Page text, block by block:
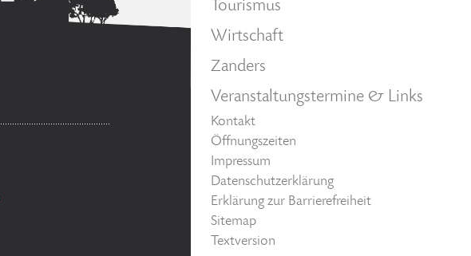
Tourismus
Wirtschaft
Zanders
Veranstaltungstermine & Links
Kontakt
Öffnungszeiten
Impressum
Datenschutzerklärung
Erklärung zur Barrierefreiheit
Sitemap
Textversion